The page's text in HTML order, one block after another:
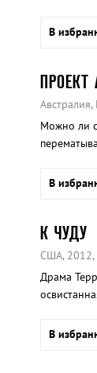
В
ПРОЕКТ
Можно ли
В
К ЧУДУ
США, 2012,
Драма
В